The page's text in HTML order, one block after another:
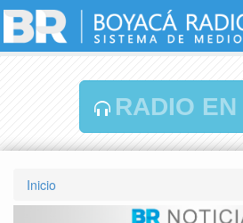
RADIO
Inicio